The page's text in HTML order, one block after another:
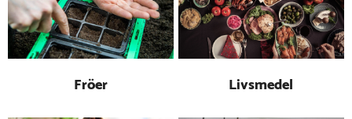
Fröer Livsmedel